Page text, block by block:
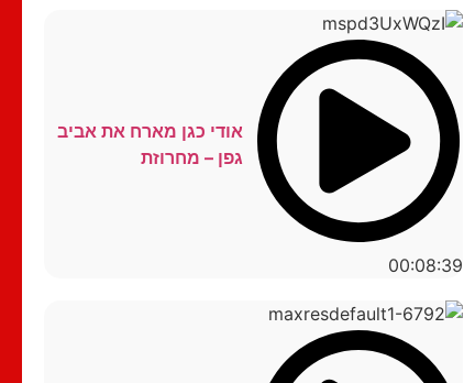
00:08:39
אודי כגן מארח את אביב
גפן – מחרוזת